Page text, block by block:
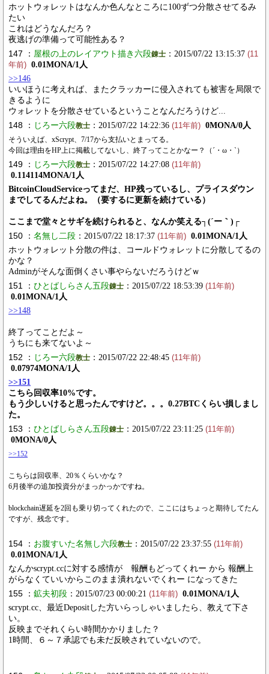
ホットウォレットはなんか色んなところに100ずつ分散させてるみ
たい
これはどうなんだろ？
夜逃げの準備って可能性ある？
147 ： 屋根の上のレイアウト描き六段錬士 ：2015/07/22 13:15:37 (11
年前) 0.01MONA/1人
>>146
いいほうに考えれば、またクラッカーに侵入されても被害を局限で
きるように
ウォレットを分散させているということなんだろうけど...
148 ： じろー六段教士 ：2015/07/22 14:22:36 (11年前) 0MONA/0人
そういえば、xScrypt、7/17から支払いとまってる。
今回は理由をHP上に掲載してないし、終了ってことかなー？（´・ω・`）
149 ： じろー六段教士 ：2015/07/22 14:27:08 (11年前)
0.114114MONA/1人
BitcoinCloudServiceってまだ、HP残っているし、プライスダウン
までしてるんだよね。（要するに更新を続けている）
ここまで堂々とサギを続けられると、なんか笑える┐(´ー｀)┌
150 ： 名無し二段 ：2015/07/22 18:17:37 (11年前) 0.01MONA/1人
ホットウォレット分散の件は、コールドウォレットに分散してるの
かな？
Adminがそんな面倒くさい事やらないだろうけどｗ
151 ： ひとばしらさん五段錬士 ：2015/07/22 18:53:39 (11年前)
0.01MONA/1人
>>148
終了ってことだよ～
うちにも来てないよ～
152 ： じろー六段教士 ：2015/07/22 22:48:45 (11年前)
0.07974MONA/1人
>>151
こちら回収率10%です。
もう少しいけると思ったんですけど。。。0.27BTCくらい損しまし
た。
153 ： ひとばしらさん五段錬士 ：2015/07/22 23:11:25 (11年前)
0MONA/0人
>>152
こちらは回収率、20％くらいかな？
6月後半の追加投資分がまっかっかですね。
blockchain遅延を2回も乗り切ってくれたので、ここにはちょっと期待してたん
ですが、残念です。
154 ： お腹すいた名無し六段教士 ：2015/07/22 23:37:55 (11年前)
0.01MONA/1人
なんかscrypt.ccに対する感情が 報酬もどってくれー から 報酬上
がらなくていいからこのまま潰れないでくれー になってきた
155 ： 鉱夫初段 ：2015/07/23 00:00:21 (11年前) 0.01MONA/1人
scrypt.cc、最近Depositした方いらっしゃいましたら、教えて下さ
い。
反映までそれくらい時間かかりました？
1時間、６～７承認でも未だ反映されていないので。